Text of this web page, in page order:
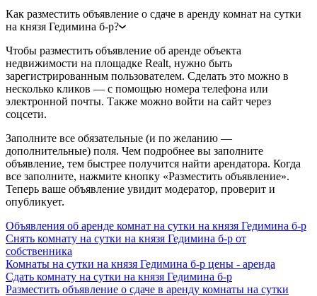
Как разместить объявление о сдаче в аренду комнат на сутки
на князя Гедимина б-р?
Чтобы разместить объявление об аренде объекта
недвижимости на площадке Realt, нужно быть
зарегистрированным пользователем. Сделать это можно в
несколько кликов — с помощью номера телефона или
электронной почты. Также можно войти на сайт через
соцсети.
Заполните все обязательные (и по желанию —
дополнительные) поля. Чем подробнее вы заполните
объявление, тем быстрее получится найти арендатора. Когда
все заполните, нажмите кнопку «Разместить объявление».
Теперь ваше объявление увидит модератор, проверит и
опубликует.
Объявления об аренде комнат на сутки на князя Гедимина б-р
Снять комнату на сутки на князя Гедимина б-р от
собственника
Комнаты на сутки на князя Гедимина б-р цены - аренда
Сдать комнату на сутки на князя Гедимина б-р
Разместить объявление о сдаче в аренду комнаты на сутки